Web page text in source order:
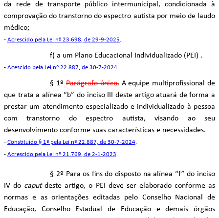
da rede de transporte público intermunicipal, condicionada à
comprovação do transtorno do espectro autista por meio de laudo
médico;
- Acrescido pela Lei nº 23.698, de 29-9-2025.
f) a um Plano Educacional Individualizado (PEI) .
- Acescido pela Lei nº 22.887, de 30-7-2024.
§ 1º Parágrafo único.A equipe multiprofissional de
que trata a alínea “b” do inciso III deste artigo atuará de forma a
prestar um atendimento especializado e individualizado à pessoa
com transtorno do espectro autista, visando ao seu
desenvolvimento conforme suas características e necessidades.
- Constituído § 1º pela Lei nº 22.887, de 30-7-2024.
- Acrescido pela Lei nº 21.769, de 2-1-2023.
§ 2º Para os fins do disposto na alínea “f” do inciso
IV do caputdeste artigo, o PEI deve ser elaborado conforme as
normas e as orientações editadas pelo Conselho Nacional de
Educação, Conselho Estadual de Educação e demais órgãos